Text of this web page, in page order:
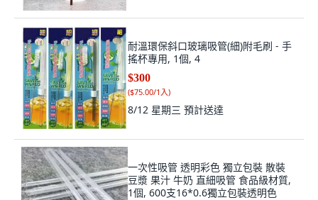
耐溫環保斜口玻璃吸管(細)附毛刷 - 手
搖杯專用, 1個, 4
$300
($75.00/1入)
8/12 星期三 預計送達
一次性吸管 透明彩色 獨立包裝 散裝
豆漿 果汁 牛奶 直細吸管 食品級材質,
1個, 600支16*0.6獨立包裝透明色